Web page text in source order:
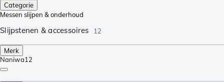
Categorie
Messen slijpen & onderhoud
Slijpstenen & accessoires 12
Merk
Naniwa12